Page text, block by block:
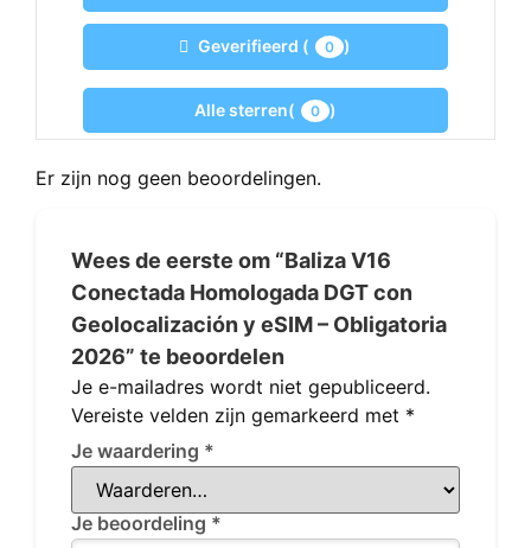
Geverifieerd ( 0 )
Alle sterren( 0 )
Er zijn nog geen beoordelingen.
Wees de eerste om “Baliza V16
Conectada Homologada DGT con
Geolocalización y eSIM – Obligatoria
2026” te beoordelen
Je e-mailadres wordt niet gepubliceerd.
Vereiste velden zijn gemarkeerd met *
Je waardering *
Je beoordeling *